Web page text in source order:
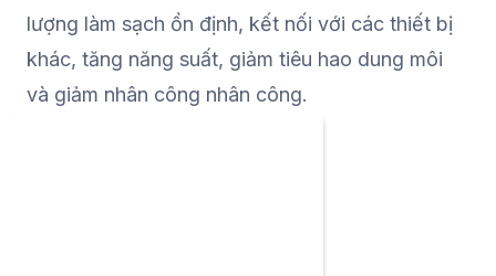
hình đo tích hợp | Tự động hóa đo
tra 100% v.v
lượng làm sạch ổn định, kết nối với các thiết bị
khác, tăng năng suất, giảm tiêu hao dung môi
và giảm nhân công nhân công.